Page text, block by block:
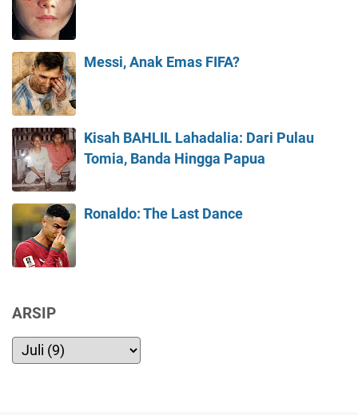
Messi, Anak Emas FIFA?
Kisah BAHLIL Lahadalia: Dari Pulau
Tomia, Banda Hingga Papua
Ronaldo: The Last Dance
ARSIP